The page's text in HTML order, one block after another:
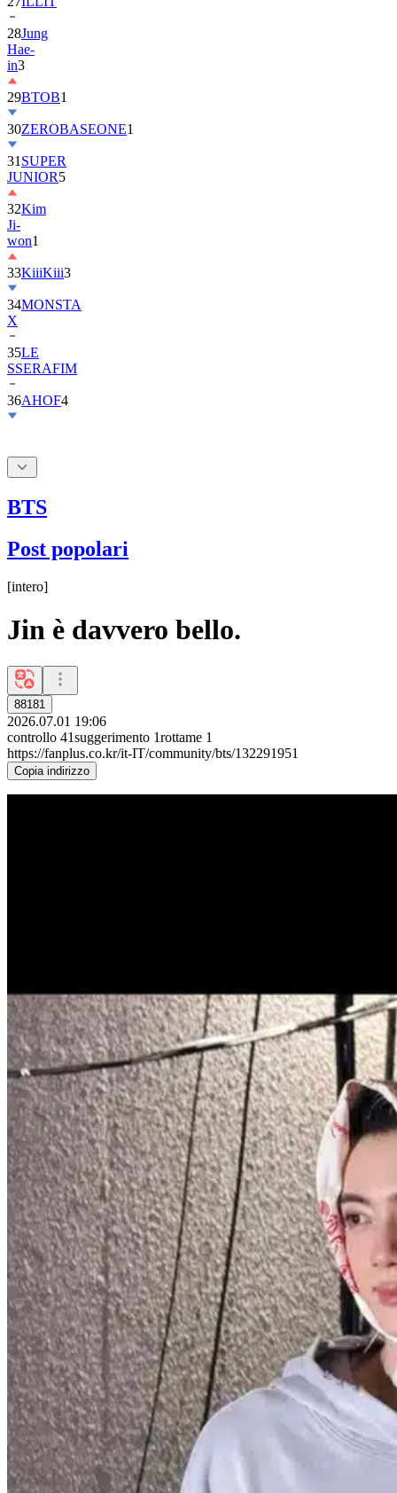
Hae-
in3
29BTOB
30ZEROBASEONE
31SUPER
JUNIOR
32Kim
Ji-
won1
33KiiiKiii
34MONSTA
X
35
SSERAFIM
36AHOF4
BTS
Post popolari
[intero]
Jin è davvero bello.
88181
2026.07.01 19:06
controllo 41suggerimento 1rottame 1
https://fanplus.co.kr/it-IT/community/bts/132291951
Copia indirizzo